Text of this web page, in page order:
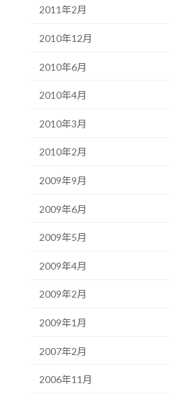
2011年2月
2010年12月
2010年6月
2010年4月
2010年3月
2010年2月
2009年9月
2009年6月
2009年5月
2009年4月
2009年2月
2009年1月
2007年2月
2006年11月